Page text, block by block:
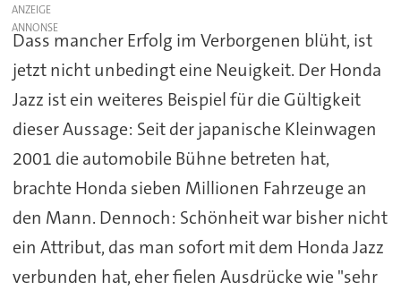
ANZEIGE
Dass mancher Erfolg im Verborgenen blüht, ist
jetzt nicht unbedingt eine Neuigkeit. Der Honda
Jazz ist ein weiteres Beispiel für die Gültigkeit
dieser Aussage: Seit der japanische Kleinwagen
2001 die automobile Bühne betreten hat,
brachte Honda sieben Millionen Fahrzeuge an
den Mann. Dennoch: Schönheit war bisher nicht
ein Attribut, das man sofort mit dem Honda Jazz
verbunden hat, eher fielen Ausdrücke wie "sehr